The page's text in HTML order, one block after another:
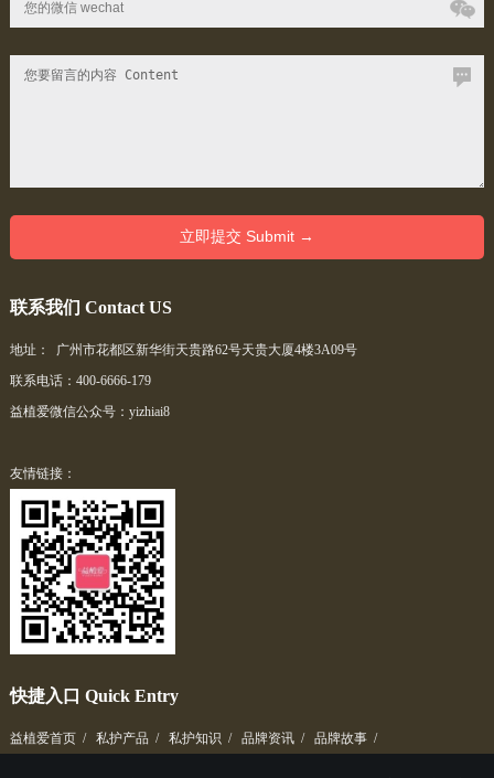
联系我们 Contact US
地址： 广州市花都区新华街天贵路62号天贵大厦4楼3A09号
联系电话：400-6666-179
益植爱微信公众号：yizhiai8
友情链接：
快捷入口 Quick Entry
益植爱首页/ 私护产品 / 私护知识 / 品牌资讯/ 品牌故事/